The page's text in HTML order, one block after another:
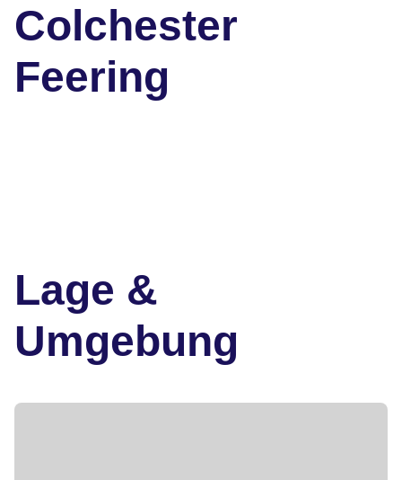
Colchester
Feering
Lage &
Umgebung